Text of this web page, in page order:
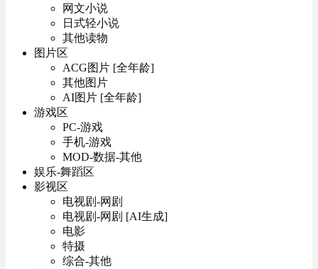
网文小说
日式轻小说
其他读物
图片区
ACG图片 [全年龄]
其他图片
AI图片 [全年龄]
游戏区
PC-游戏
手机-游戏
MOD-数据-其他
娱乐-舞蹈区
影视区
电视剧-网剧
电视剧-网剧 [AI生成]
电影
特摄
综合-其他